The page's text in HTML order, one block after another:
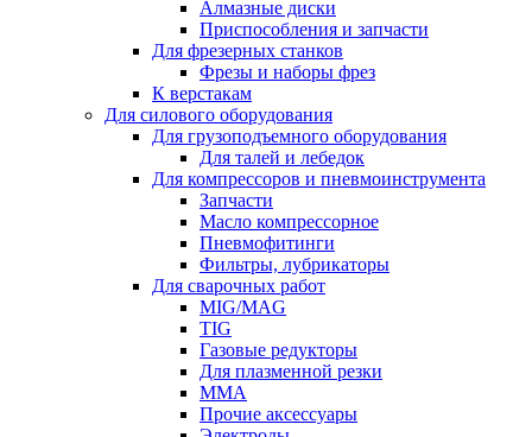
Алмазные диски
Приспособления и запчасти
Для фрезерных станков
Фрезы и наборы фрез
К верстакам
Для силового оборудования
Для грузоподъемного оборудования
Для талей и лебедок
Для компрессоров и пневмоинструмента
Запчасти
Масло компрессорное
Пневмофитинги
Фильтры, лубрикаторы
Для сварочных работ
MIG/MAG
TIG
Газовые редукторы
Для плазменной резки
ММА
Прочие аксессуары